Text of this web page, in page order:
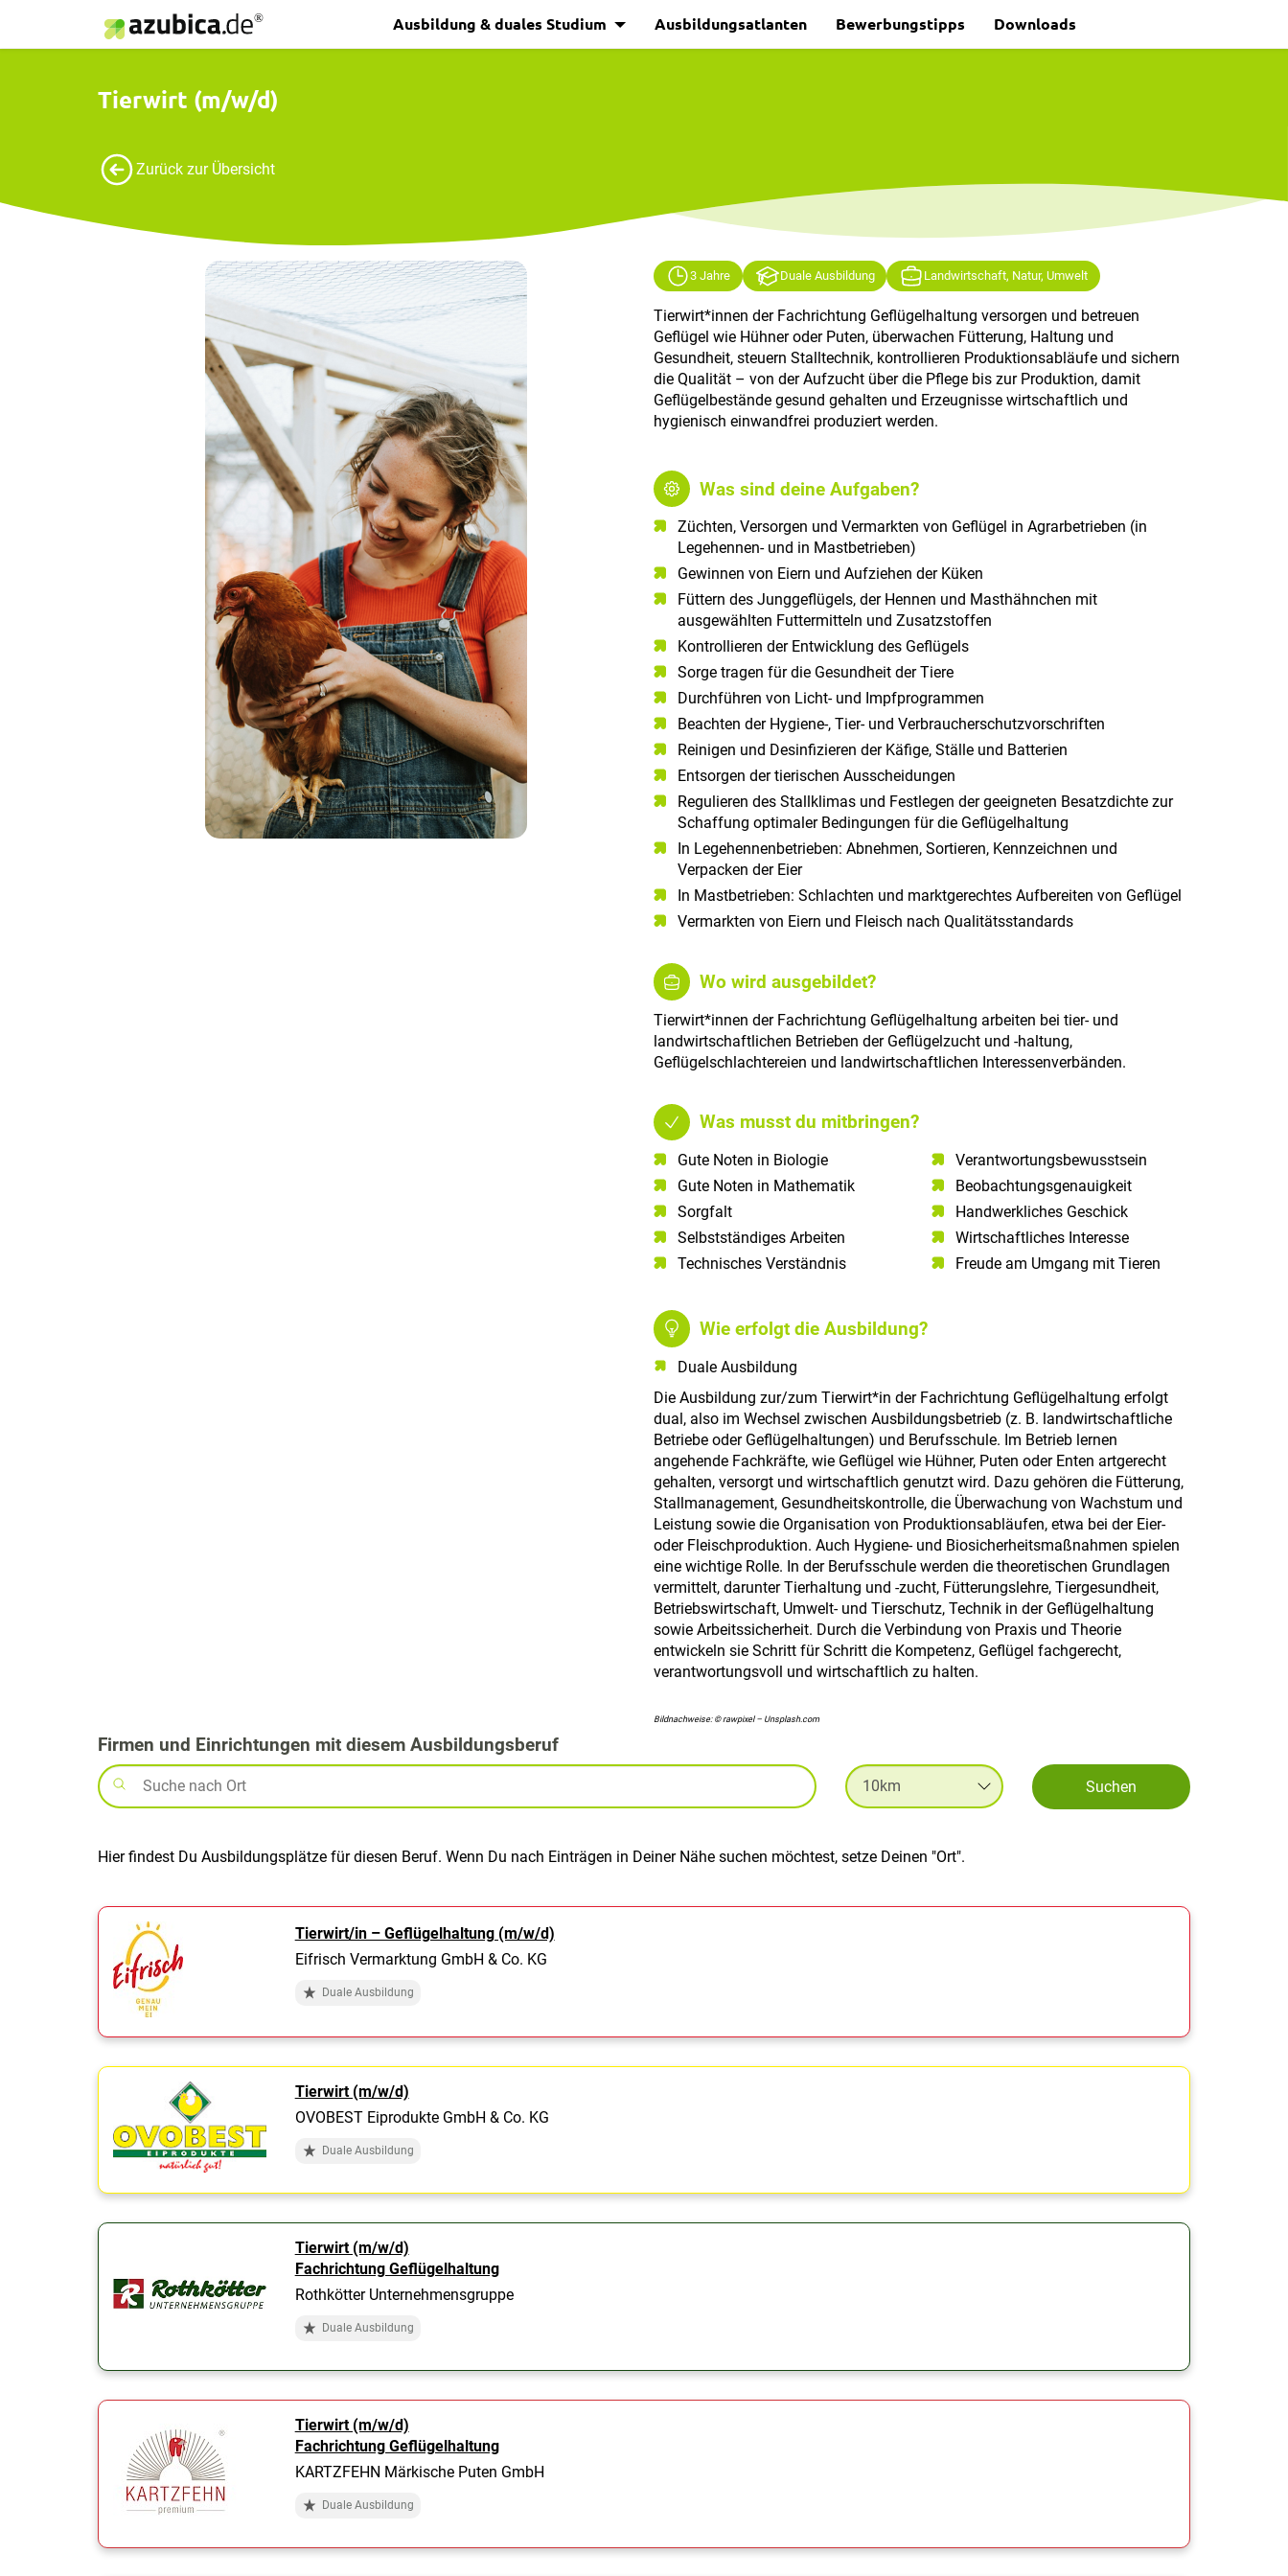
Ausbildung & duales Studium Ausbildungsatlanten Bewerbungstipps Downloads
Tierwirt (m/w/d)
Zurück zur Übersicht
3 Jahre Duale Ausbildung Landwirtschaft, Natur, Umwelt
Tierwirt*innen der Fachrichtung Geflügelhaltung versorgen und betreuen
Geflügel wie Hühner oder Puten, überwachen Fütterung, Haltung und
Gesundheit, steuern Stalltechnik, kontrollieren Produktionsabläufe und sichern
die Qualität – von der Aufzucht über die Pflege bis zur Produktion, damit
Geflügelbestände gesund gehalten und Erzeugnisse wirtschaftlich und
hygienisch einwandfrei produziert werden.
Was sind deine Aufgaben?
Züchten, Versorgen und Vermarkten von Geflügel in Agrarbetrieben (in
Legehennen- und in Mastbetrieben)
Gewinnen von Eiern und Aufziehen der Küken
Füttern des Junggeflügels, der Hennen und Masthähnchen mit
ausgewählten Futtermitteln und Zusatzstoffen
Kontrollieren der Entwicklung des Geflügels
Sorge tragen für die Gesundheit der Tiere
Durchführen von Licht- und Impfprogrammen
Beachten der Hygiene-, Tier- und Verbraucherschutzvorschriften
Reinigen und Desinfizieren der Käfige, Ställe und Batterien
Entsorgen der tierischen Ausscheidungen
Regulieren des Stallklimas und Festlegen der geeigneten Besatzdichte zur
Schaffung optimaler Bedingungen für die Geflügelhaltung
In Legehennenbetrieben: Abnehmen, Sortieren, Kennzeichnen und
Verpacken der Eier
In Mastbetrieben: Schlachten und marktgerechtes Aufbereiten von Geflügel
Vermarkten von Eiern und Fleisch nach Qualitätsstandards
Wo wird ausgebildet?
Tierwirt*innen der Fachrichtung Geflügelhaltung arbeiten bei tier- und
landwirtschaftlichen Betrieben der Geflügelzucht und -haltung,
Geflügelschlachtereien und landwirtschaftlichen Interessenverbänden.
Was musst du mitbringen?
Gute Noten in Biologie​
Gute Noten in Mathematik​
Sorgfalt​
Selbstständiges Arbeiten​
Technisches Verständnis​
Verantwortungsbewusstsein​
Beobachtungsgenauigkeit
Handwerkliches Geschick
Wirtschaftliches Interesse
Freude am Umgang mit Tieren
Wie erfolgt die Ausbildung?
Duale Ausbildung
Die Ausbildung zur/zum Tierwirt*in der Fachrichtung Geflügelhaltung erfolgt
dual, also im Wechsel zwischen Ausbildungsbetrieb (z. B. landwirtschaftliche
Betriebe oder Geflügelhaltungen) und Berufsschule. Im Betrieb lernen
angehende Fachkräfte, wie Geflügel wie Hühner, Puten oder Enten artgerecht
gehalten, versorgt und wirtschaftlich genutzt wird. Dazu gehören die Fütterung,
Stallmanagement, Gesundheitskontrolle, die Überwachung von Wachstum und
Leistung sowie die Organisation von Produktionsabläufen, etwa bei der Eier-
oder Fleischproduktion. Auch Hygiene- und Biosicherheitsmaßnahmen spielen
eine wichtige Rolle. In der Berufsschule werden die theoretischen Grundlagen
vermittelt, darunter Tierhaltung und -zucht, Fütterungslehre, Tiergesundheit,
Betriebswirtschaft, Umwelt- und Tierschutz, Technik in der Geflügelhaltung
sowie Arbeitssicherheit. Durch die Verbindung von Praxis und Theorie
entwickeln sie Schritt für Schritt die Kompetenz, Geflügel fachgerecht,
verantwortungsvoll und wirtschaftlich zu halten.
Bildnachweise: © rawpixel – Unsplash.com
Firmen und Einrichtungen mit diesem Ausbildungsberuf
Suchen
Hier findest Du Ausbildungsplätze für diesen Beruf. Wenn Du nach Einträgen in Deiner Nähe suchen möchtest, setze Deinen "Ort".
Tierwirt/in – Geflügelhaltung (m/w/d)
Eifrisch Vermarktung GmbH & Co. KG
Duale Ausbildung
Tierwirt (m/w/d)
OVOBEST Eiprodukte GmbH & Co. KG
Duale Ausbildung
Tierwirt (m/w/d)
Fachrichtung Geflügelhaltung
Rothkötter Unternehmensgruppe
Duale Ausbildung
Tierwirt (m/w/d)
Fachrichtung Geflügelhaltung
KARTZFEHN Märkische Puten GmbH
Duale Ausbildung